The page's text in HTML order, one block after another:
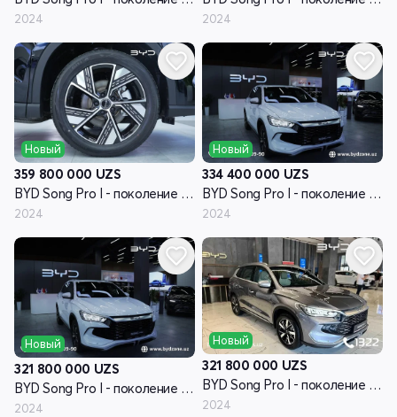
2024 2024
Новый
359 800 000 UZS
BYD Song Pro I - поколение рестайлинг
2024
Новый
334 400 000 UZS
BYD Song Pro I - поколение рестайлинг
2024
Новый
321 800 000 UZS
BYD Song Pro I - поколение рестайлинг
2024
Новый
321 800 000 UZS
BYD Song Pro I - поколение рестайлинг
2024